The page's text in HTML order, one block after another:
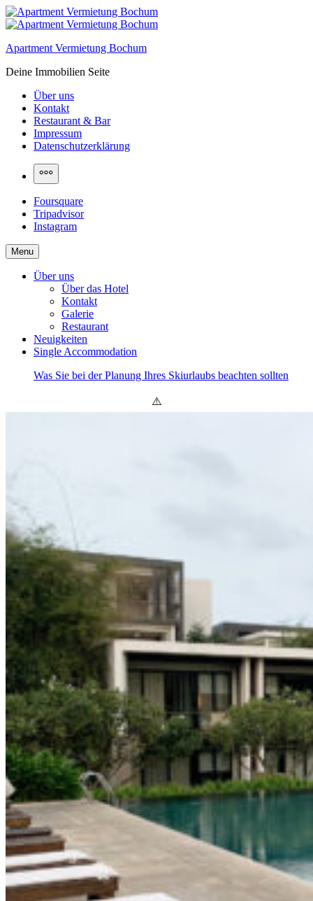
Apartment Vermietung Bochum
Deine Immobilien Seite
Über uns
Kontakt
Restaurant & Bar
Impressum
Datenschutzerklärung
Foursquare
Tripadvisor
Instagram
Menu
Über uns
Über das Hotel
Kontakt
Galerie
Restaurant
Neuigkeiten
Single Accommodation
Was Sie bei der Planung Ihres Skiurlaubs beachten sollten